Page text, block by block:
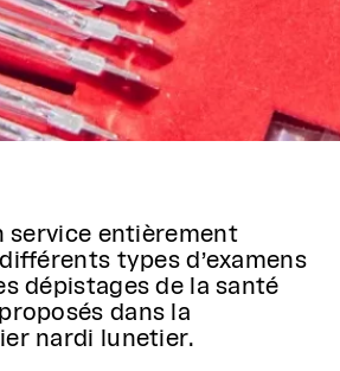
service entièrement
types d’examens
dépistages de la santé
dans la
nardi lunetier.